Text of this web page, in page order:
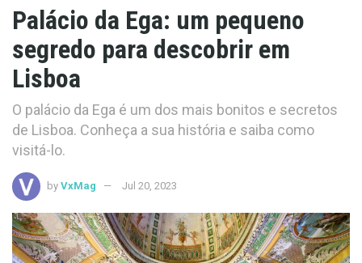
Palácio da Ega: um pequeno
segredo para descobrir em
Lisboa
O palácio da Ega é um dos mais bonitos e secretos
de Lisboa. Conheça a sua história e saiba como
visitá-lo.
by VxMag Jul 20, 2023